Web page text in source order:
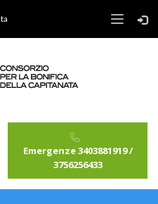
Emergenze 3403881919 /
3756256433